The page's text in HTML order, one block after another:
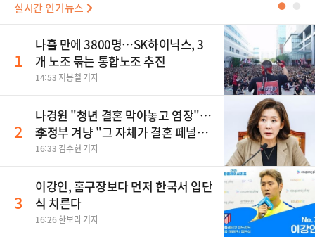
실시간 인기뉴스 ●
1
나흘 만에 3800명…SK하이닉스, 3
개 노조 묶는 통합노조 추진
14:53 지봉철 기자
2
나경원 "청년 결혼 막아놓고 염장"…
李정부 겨냥 "그 자체가 결혼 페널
티"
16:33 김수현 기자
3
이강인, 홈구장보다 먼저 한국서 입단
식 치른다
16:26 한보라 기자